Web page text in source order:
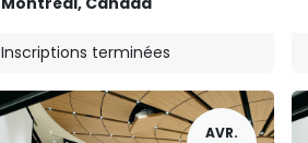
Inscriptions terminées
AVR.